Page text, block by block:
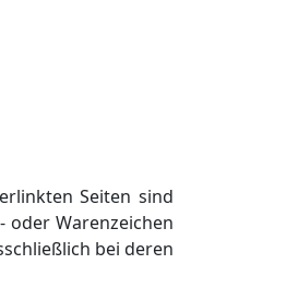
Seiten sind
Warenzeichen
bei deren